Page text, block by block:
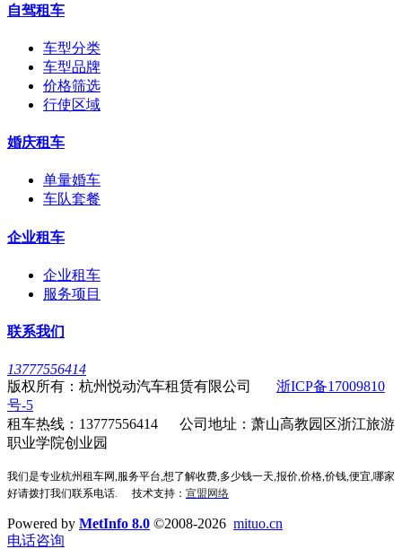
自驾租车
车型分类
车型品牌
价格筛选
行使区域
婚庆租车
单量婚车
车队套餐
企业租车
企业租车
服务项目
联系我们
13777556414
版权所有：杭州悦动汽车租赁有限公司 浙ICP备17009810
号-5
租车热线：13777556414 公司地址：萧山高教园区浙江旅游
职业学院创业园
我们是专业杭州租车网,服务平台,想了解收费,多少钱一天,报价,价格,价钱,便宜,哪家
好请拨打我们联系电话.
技术支持： 宣盟网络
Powered by MetInfo 8.0 ©2008-2026 mituo.cn
电话咨询